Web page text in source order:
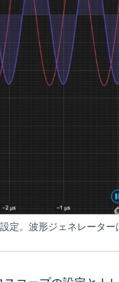
定。波形ジェネレータ